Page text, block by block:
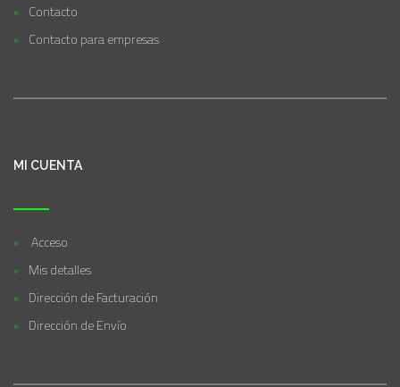
Contacto
Contacto para empresas
MI CUENTA
Acceso
Mis detalles
Dirección de Facturación
Dirección de Envío